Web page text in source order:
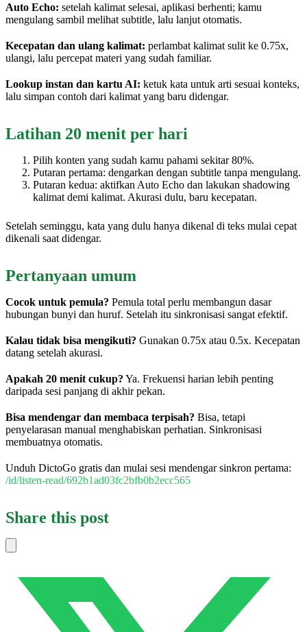
Auto Echo: setelah kalimat selesai, aplikasi berhenti; kamu
mengulang sambil melihat subtitle, lalu lanjut otomatis.
Kecepatan dan ulang kalimat: perlambat kalimat sulit ke 0.75x,
ulangi, lalu percepat materi yang sudah familiar.
Lookup instan dan kartu AI: ketuk kata untuk arti sesuai konteks,
lalu simpan contoh dari kalimat yang baru didengar.
Latihan 20 menit per hari
Pilih konten yang sudah kamu pahami sekitar 80%.
Putaran pertama: dengarkan dengan subtitle tanpa mengulang.
Putaran kedua: aktifkan Auto Echo dan lakukan shadowing
kalimat demi kalimat. Akurasi dulu, baru kecepatan.
Setelah seminggu, kata yang dulu hanya dikenal di teks mulai cepat
dikenali saat didengar.
Pertanyaan umum
Cocok untuk pemula? Pemula total perlu membangun dasar
hubungan bunyi dan huruf. Setelah itu sinkronisasi sangat efektif.
Kalau tidak bisa mengikuti? Gunakan 0.75x atau 0.5x. Kecepatan
datang setelah akurasi.
Apakah 20 menit cukup? Ya. Frekuensi harian lebih penting
daripada sesi panjang di akhir pekan.
Bisa mendengar dan membaca terpisah? Bisa, tetapi
penyelarasan manual menghabiskan perhatian. Sinkronisasi
membuatnya otomatis.
Unduh DictoGo gratis dan mulai sesi mendengar sinkron pertama:
/id/listen-read/692b1ad03fc2bfb0b2ecc565
Share this post